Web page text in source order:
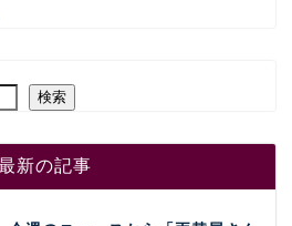
検索
新の記事